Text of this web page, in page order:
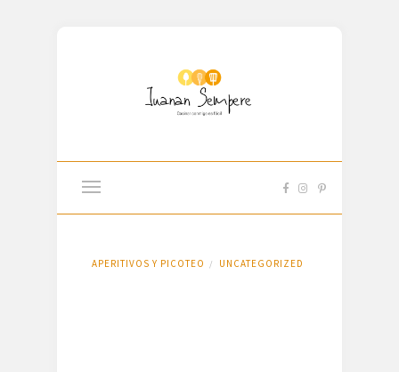
APERITIVOS Y PICOTEO / UNCATEGORIZED